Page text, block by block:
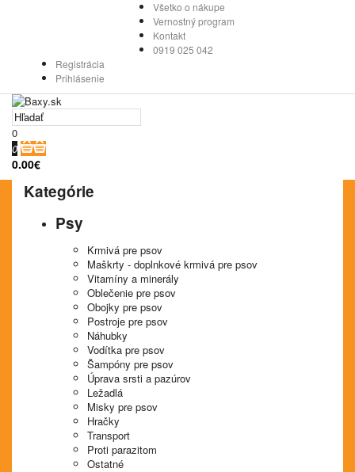
Všetko o nákupe
Vernostný program
Kontakt
0919 025 042
Registrácia
Prihlásenie
0
0
0.00€
Kategórie
Psy
Krmivá pre psov
Maškrty - doplnkové krmivá pre psov
Vitamíny a minerály
Oblečenie pre psov
Obojky pre psov
Postroje pre psov
Náhubky
Vodítka pre psov
Šampóny pre psov
Úprava srsti a pazúrov
Ležadlá
Misky pre psov
Hračky
Transport
Proti parazitom
Ostatné